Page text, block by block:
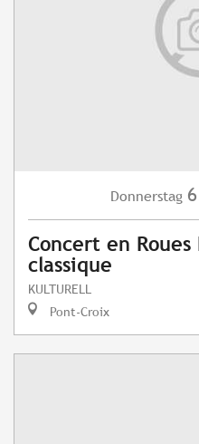
Donnerstag
Concert en
classique
KULTURELL
Pont-Croix